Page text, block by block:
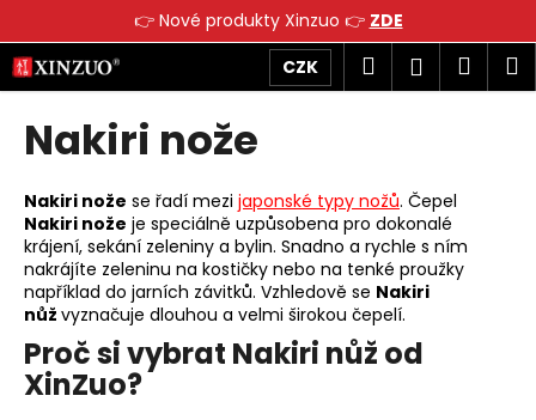
👉 Nové produkty Xinzuo 👉 ZDE
Přejít
na
obsah
CZK Hledat
Nakiri nože
Nakiri nože se řadí mezi japonské typy nožů. Čepel
Nakiri nože je speciálně uzpůsobena pro dokonalé
krájení, sekání zeleniny a bylin. Snadno a rychle s ním
nakrájíte zeleninu na kostičky nebo na tenké proužky
například do jarních závitků. Vzhledově se Nakiri
nůž vyznačuje dlouhou a velmi širokou čepelí.
Proč si vybrat Nakiri nůž od
XinZuo?
o
š Zpět
Zpět
C
o
p
o
t
ř
e
b
u